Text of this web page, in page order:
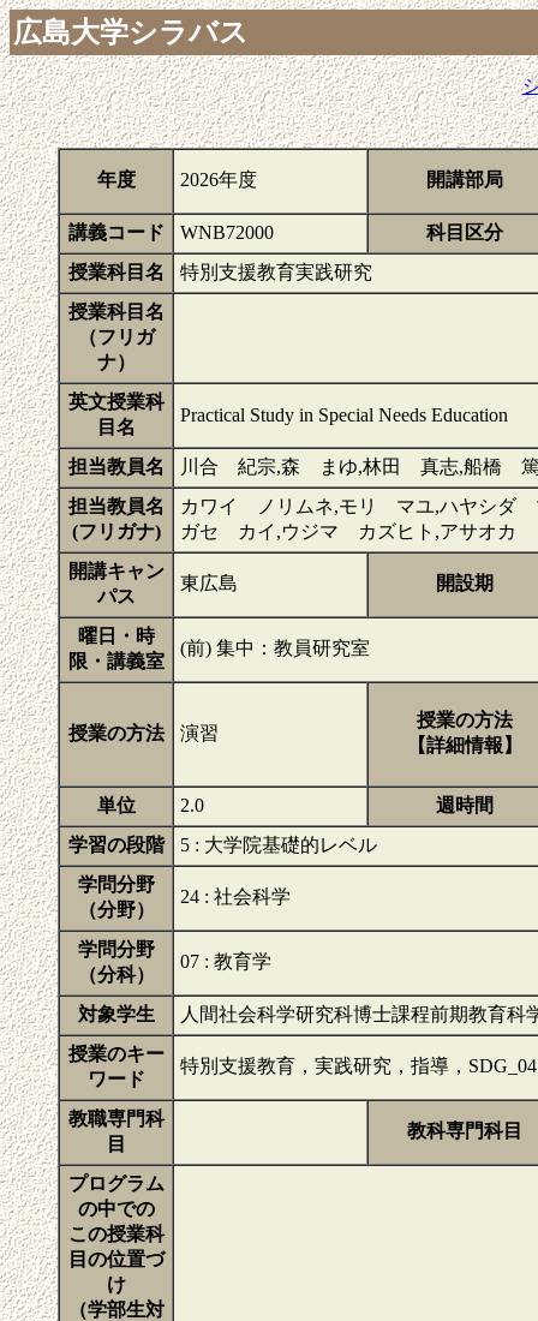
広島大学シラバス
年度 2026年度 開講部局
講義コード WNB72000
科目区分
授業科目名
特別支援教育実践研究
授業科目名
（フリガ
ナ）
英文授業科
目名
Practical Study in Special Needs Education
担当教員名
川合 紀宗,森 まゆ,林田 真志,船橋
担当教員名
(フリガナ)
カワイ ノリムネ,モリ マユ,ハヤシダ
ガセ カイ,ウジマ カズヒト,アサオカ
開講キャン
パス
東広島 開設期
曜日・時
限・講義室
(前) 集中：教員研究室
授業の方法 演習
授業の方法
【詳細情報】
単位 2.0
週時間
学習の段階
5 : 大学院基礎的レベル
学問分野
（分野）
24 : 社会科学
学問分野
（分科）
07 : 教育学
対象学生
人間社会科学研究科博士課程前期教育
授業のキー
ワード
特別支援教育，実践研究，指導，
教職専門科
目
教科専門科目
プログラム
の中での
この授業科
目の位置づ
け
（学部生対